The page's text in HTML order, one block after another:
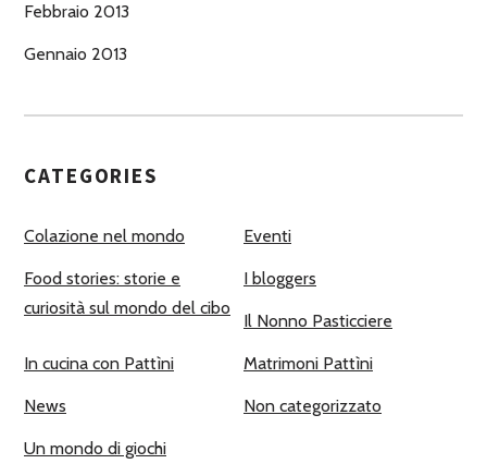
Febbraio 2013
Gennaio 2013
CATEGORIES
Colazione nel mondo Eventi
Food stories: storie e
curiosità sul mondo del cibo
I bloggers
Il Nonno Pasticciere
In cucina con Pattìni Matrimoni Pattìni
News Non categorizzato
Un mondo di giochi